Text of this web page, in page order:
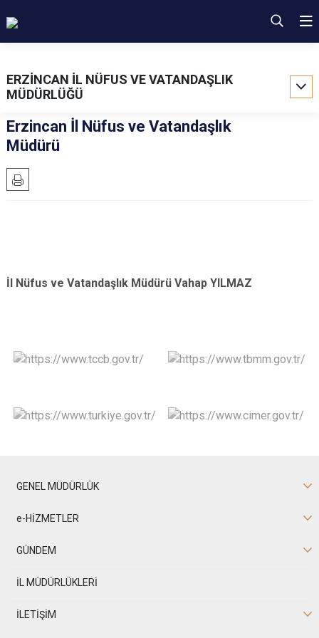
ERZİNCAN İL NÜFUS VE VATANDAŞLIK
MÜDÜRLÜĞÜ
Erzincan İl Nüfus ve Vatandaşlık
Müdürü
İl Nüfus ve Vatandaşlık Müdürü Vahap YILMAZ
GENEL MÜDÜRLÜK
e-HİZMETLER
GÜNDEM
İL MÜDÜRLÜKLERİ
İLETİŞİM